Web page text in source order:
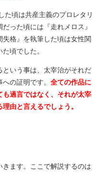
た頃は共産主義のプロレタリ
った頃には『走れメロス』
格』を執筆した頃は女性関
頃でした。
いう事は、太宰治がそれだ
の証明です。 全ての作品に
過言ではなく、それが太宰
由と言えるでしょう。
ます。ここで解説するのは